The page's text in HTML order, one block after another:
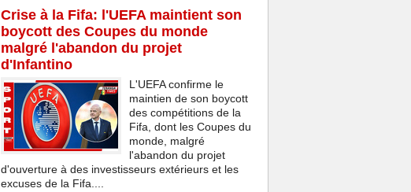
Crise à la Fifa: l'UEFA maintient son
boycott des Coupes du monde
malgré l'abandon du projet
d'Infantino
L'UEFA confirme le
maintien de son boycott
des compétitions de la
Fifa, dont les Coupes du
monde, malgré
l'abandon du projet
d'ouverture à des investisseurs extérieurs et les
excuses de la Fifa....